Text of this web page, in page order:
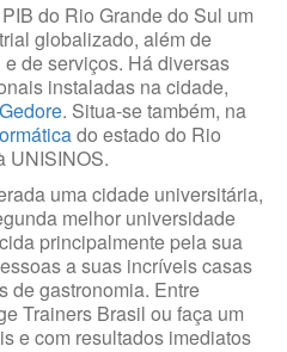
do Rio Grande do Sul um
globalizado, além de
de serviços. Há diversas
instaladas na cidade,
Gedore. Situa-se também, na
do estado do Rio
UNISINOS.
uma cidade universitária,
melhor universidade
principalmente pela sua
a suas incríveis casas
de gastronomia. Entre
Trainers Brasil ou faça um
e com resultados imediatos